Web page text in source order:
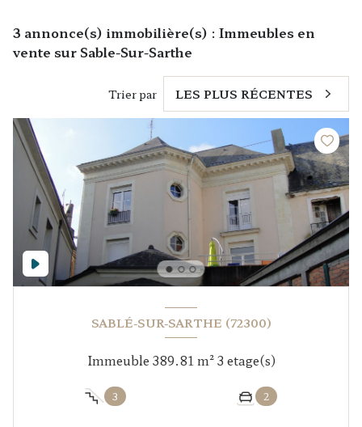
3 annonce(s) immobilière(s) : Immeubles en
vente sur Sable-Sur-Sarthe
Trier par LES PLUS RÉCENTES
SABLÉ-SUR-SARTHE (72300)
Immeuble 389.81 m² 3 etage(s)
3 2